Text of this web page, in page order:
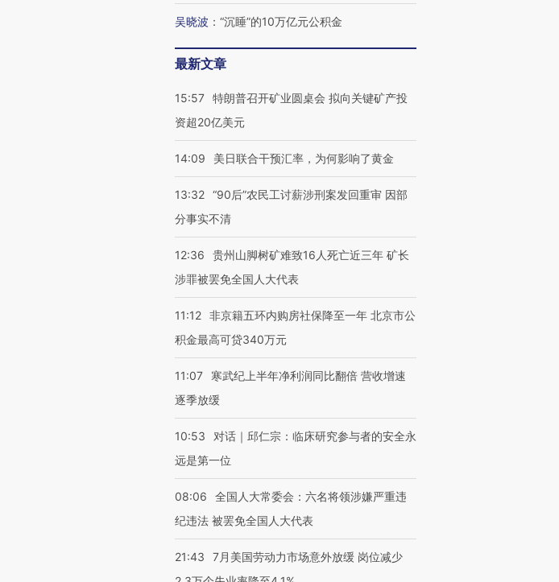
吴晓波 ： “沉睡”的10万亿元公积金
最新文章
15:57 特朗普召开矿业圆桌会 拟向关键矿产投
资超20亿美元
14:09 美日联合干预汇率，为何影响了黄金
13:32 “90后”农民工讨薪涉刑案发回重审 因部
分事实不清
12:36
贵州山脚树矿难致16人死亡近三年 矿长
涉罪被罢免全国人大代表
11:12 非京籍五环内购房社保降至一年 北京市公
积金最高可贷340万元
11:07
寒武纪上半年净利润同比翻倍 营收增速
逐季放缓
10:53
对话｜邱仁宗：临床研究参与者的安全永
远是第一位
08:06
全国人大常委会：六名将领涉嫌严重违
纪违法 被罢免全国人大代表
21:43
7月美国劳动力市场意外放缓 岗位减少